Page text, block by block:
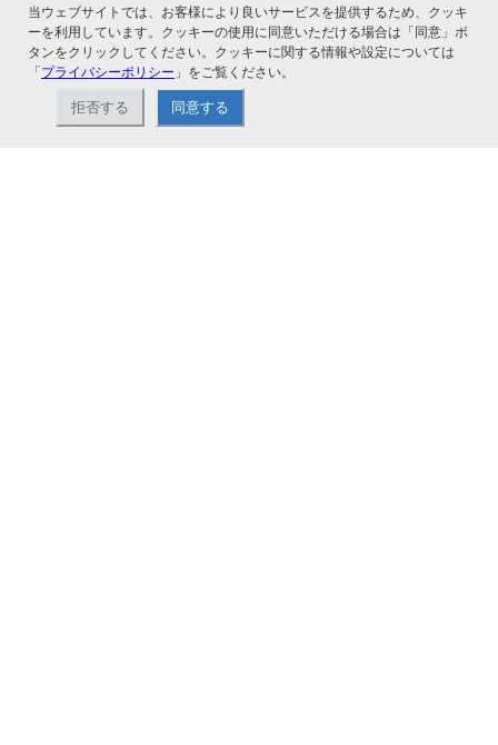
関連サービス
当ウェブサイトでは、お客様により良いサービスを提供するため、クッキ
ーを利用しています。クッキーの使用に同意いただける場合は「同意」ボ
タンをクリックしてください。クッキーに関する情報や設定については
「プライバシーポリシー 」をご覧ください。
拒否する 同意する